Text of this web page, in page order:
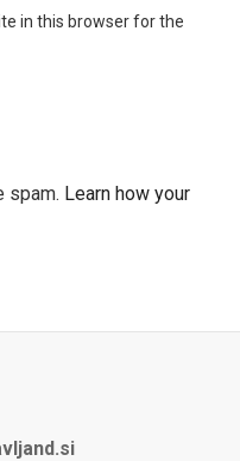
in this browser for the
spam. Learn how your